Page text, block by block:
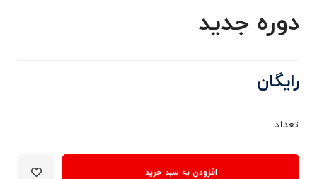
دوره جدید
رایگان
تعداد
افزودن به سبد خرید